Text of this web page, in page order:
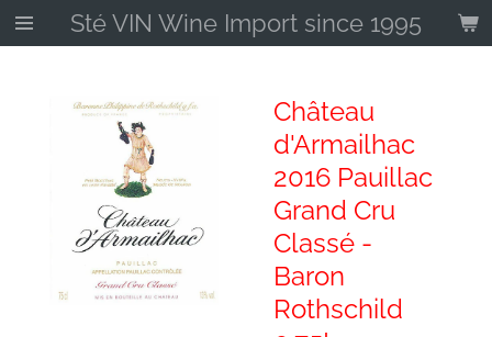
Ga
direct
hoofdinhoud
Sté VIN Wine Import since 1995
Château
d'Armailhac
2016 Pauillac
Grand Cru
Classé -
Baron
Rothschild